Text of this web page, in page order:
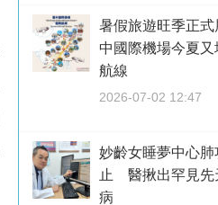
暑假旅遊旺季正
中國際機場今夏
航線
2026-07-02 12:47
妙齡女睡夢中心肺
止 醫揪出罕見先
病